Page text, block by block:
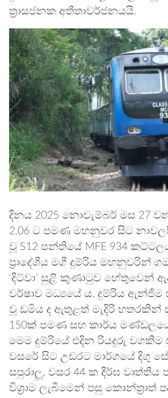
ත්‍රාසජනක අතීතාවර්ජනයයි.
දිනය 2025 නොවැම්බර් මස 27
2.06 ට පමණ මහනුවර සිට
වූ S12 පන්තියේ MFE 934
ප්‍රාදේශීය මගී දුම්රිය මහනුවරින්
‘දිට්වා’ සුළි කුණාටුව හේතුවෙන්
වර්ෂාව මධ්‍යයේ ය. දුම්රිය
වූ ඩමිය ද ඇතුළත් මැදිරි
150ක් පමණ සහ කාර්ය මණ්ඩලයේ
මෙම දුම්රියේ එදින රියදුරු වගකීම
වසරේ සිට උඩරට මාර්ගයේ දිගු
සපුරාලූ, වසර 44 ක දීර්ඝ වෘත්තීය
විශ්‍රාම ලැබීමෙන් පසු කොන්ත්‍රාත්